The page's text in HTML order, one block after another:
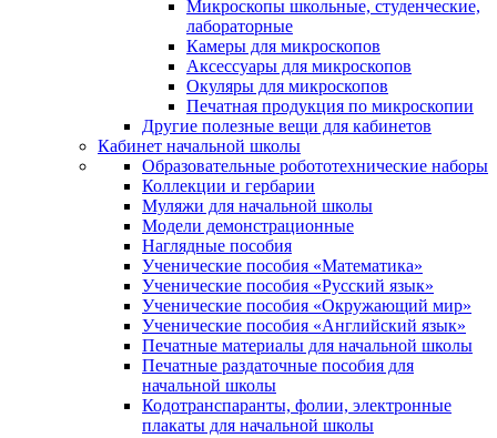
Микроскопы школьные, студенческие,
лабораторные
Камеры для микроскопов
Аксессуары для микроскопов
Окуляры для микроскопов
Печатная продукция по микроскопии
Другие полезные вещи для кабинетов
Кабинет начальной школы
Образовательные робототехнические наборы
Коллекции и гербарии
Муляжи для начальной школы
Модели демонстрационные
Наглядные пособия
Ученические пособия «Математика»
Ученические пособия «Русский язык»
Ученические пособия «Окружающий мир»
Ученические пособия «Английский язык»
Печатные материалы для начальной школы
Печатные раздаточные пособия для
начальной школы
Кодотранспаранты, фолии, электронные
плакаты для начальной школы